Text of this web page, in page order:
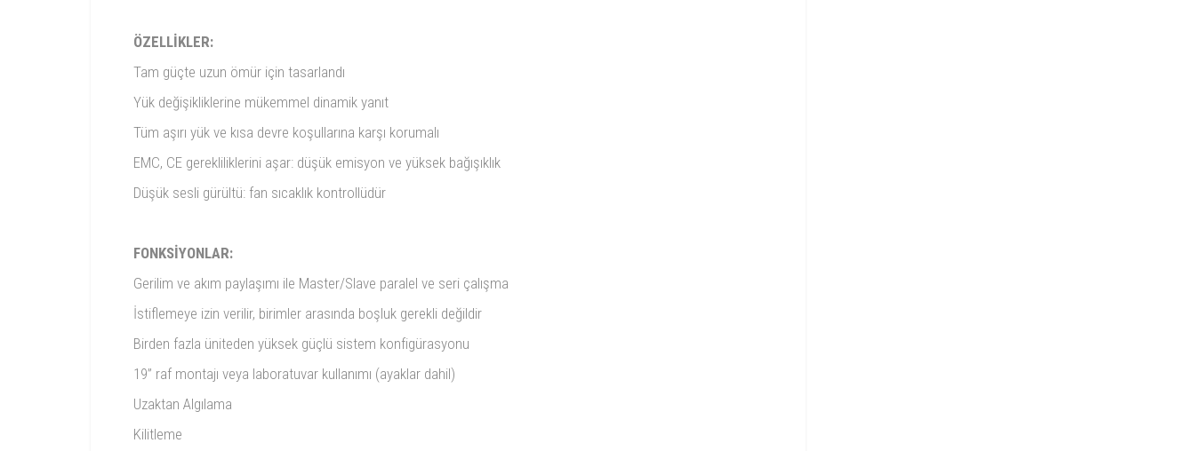
ÖZELLİKLER:
Tam güçte uzun ömür için tasarlandı
Yük değişikliklerine mükemmel dinamik yanıt
Tüm aşırı yük ve kısa devre koşullarına karşı korumalı
EMC, CE gerekliliklerini aşar: düşük emisyon ve yüksek bağışıklık
Düşük sesli gürültü: fan sıcaklık kontrollüdür
FONKSİYONLAR:
Gerilim ve akım paylaşımı ile Master/Slave paralel ve seri çalışma
İstiflemeye izin verilir, birimler arasında boşluk gerekli değildir
Birden fazla üniteden yüksek güçlü sistem konfigürasyonu
19” raf montajı veya laboratuvar kullanımı (ayaklar dahil)
Uzaktan Algılama
Kilitleme